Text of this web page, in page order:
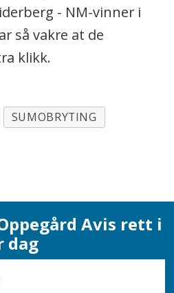
- NM-vinner i
så vakre at de
klikk.
SUMOBRYTING
Avis rett i
dag